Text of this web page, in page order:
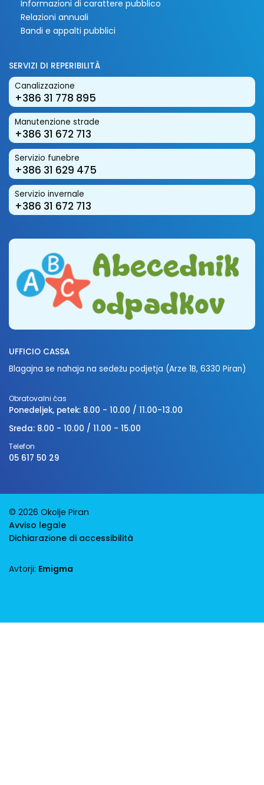
Informazioni di carattere pubblico
Relazioni annuali
Bandi e appalti pubblici
SERVIZI DI REPERIBILITÀ
Canalizzazione
+386 31 778 895
Manutenzione strade
+386 31 672 713
Servizio funebre
+386 31 629 475
Servizio invernale
+386 31 672 713
UFFICIO CASSA
Blagajna se nahaja na sedežu podjetja (Arze 1B, 6330 Piran)
Obratovalni čas
Ponedeljek, petek: 8.00 - 10.00 / 11.00-13.00
Sreda: 8.00 - 10.00 / 11.00 - 15.00
Telefon
05 617 50 29
© 2026 Okolje Piran
Avviso legale
Dichiarazione di accessibilità
Avtorji: Emigma